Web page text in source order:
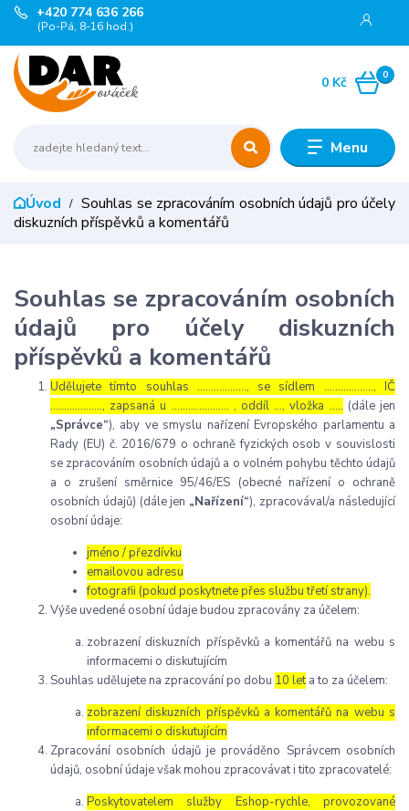
Menu
+420 774 636 266
(Po-Pá, 8-16 hod.)
0
0 Kč
Úvod
Souhlas se zpracováním osobních údajů pro účely
diskuzních příspěvků a komentářů
Souhlas se zpracováním osobních
údajů pro účely diskuzních
příspěvků a komentářů
Udělujete tímto souhlas ……………..., se sídlem ………………, IČ
………………., zapsaná u ………………… , oddíl …, vložka ….. (dále jen
„Správce“), aby ve smyslu nařízení Evropského parlamentu a
Rady (EU) č. 2016/679 o ochraně fyzických osob v souvislosti
se zpracováním osobních údajů a o volném pohybu těchto údajů
a o zrušení směrnice 95/46/ES (obecné nařízení o ochraně
osobních údajů) (dále jen „Nařízení“), zpracovával/a následující
osobní údaje:
jméno / přezdívku
emailovou adresu
fotografii (pokud poskytnete přes službu třetí strany).
Výše uvedené osobní údaje budou zpracovány za účelem:
zobrazení diskuzních příspěvků a komentářů na webu s
informacemi o diskutujícím
Souhlas udělujete na zpracování po dobu 10 leta to za účelem:
zobrazení diskuzních příspěvků a komentářů na webu s
informacemi o diskutujícím
Zpracování osobních údajů je prováděno Správcem osobních
údajů, osobní údaje však mohou zpracovávat i tito zpracovatelé:
Poskytovatelem služby Eshop-rychle, provozované